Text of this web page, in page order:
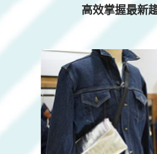
高效掌握最新